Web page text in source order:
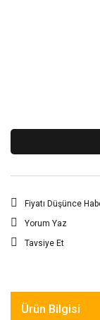
Fiyatı Düşünce
Yorum Yaz
Tavsiye Et
Ürün Bilgisi